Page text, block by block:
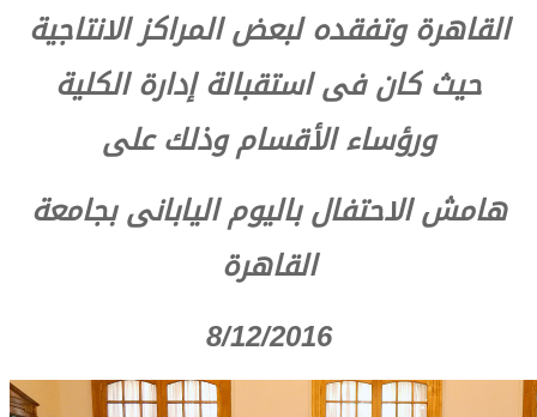
القاهرة وتفقده لبعض المراكز الانتاجية
حيث كان فى استقبالة إدارة الكلية
ورؤساء الأقسام وذلك على
هامش الاحتفال باليوم اليابانى بجامعة
القاهرة
8/12/2016